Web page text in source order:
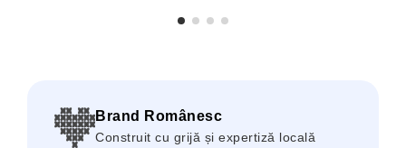
Brand Românesc
Construit cu grijă și expertiză locală